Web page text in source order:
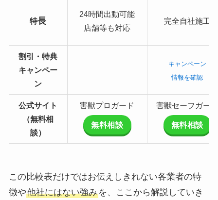
特長
24時間出動可能
店舗等も対応
完全自社施工
割引・特典
キャンペー
ン
キャンペーン
情報を確認
公式サイト
（無料相
談）
害獣プロガード
無料相談
害獣セーフガード
無料相談
この比較表だけではお伝えしきれない各業者の特
徴や他社にはない強みを、ここから解説していき